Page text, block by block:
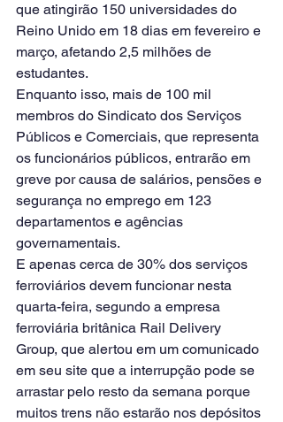
que atingirão 150 universidades do
Reino Unido em 18 dias em fevereiro e
março, afetando 2,5 milhões de
estudantes.
Enquanto isso, mais de 100 mil
membros do Sindicato dos Serviços
Públicos e Comerciais, que representa
os funcionários públicos, entrarão em
greve por causa de salários, pensões e
segurança no emprego em 123
departamentos e agências
governamentais.
E apenas cerca de 30% dos serviços
ferroviários devem funcionar nesta
quarta-feira, segundo a empresa
ferroviária britânica Rail Delivery
Group, que alertou em um comunicado
em seu site que a interrupção pode se
arrastar pelo resto da semana porque
muitos trens não estarão nos depósitos